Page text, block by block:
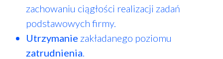
zachowaniu ciągłości realizacji zadań
podstawowych firmy.
Utrzymanie zakładanego poziomu
zatrudnienia.